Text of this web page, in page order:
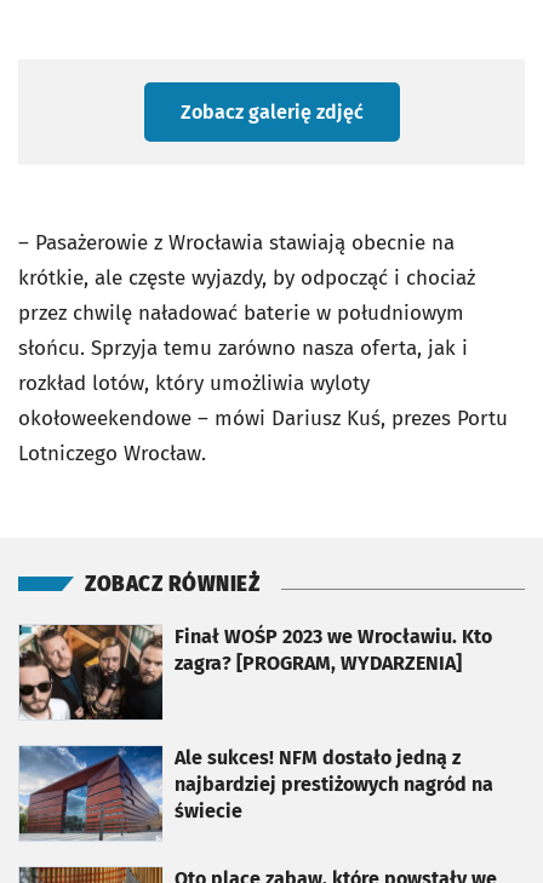
Zobacz galerię zdjęć
– Pasażerowie z Wrocławia stawiają obecnie na
krótkie, ale częste wyjazdy, by odpocząć i chociaż
przez chwilę naładować baterie w południowym
słońcu. Sprzyja temu zarówno nasza oferta, jak i
rozkład lotów, który umożliwia wyloty
okołoweekendowe – mówi Dariusz Kuś, prezes Portu
Lotniczego Wrocław.
ZOBACZ RÓWNIEŻ
Finał WOŚP 2023 we Wrocławiu. Kto
zagra? [PROGRAM, WYDARZENIA]
otworzy się w nowej karcie
Ale sukces! NFM dostało jedną z
najbardziej prestiżowych nagród na
świecie
otworzy się w nowej karcie